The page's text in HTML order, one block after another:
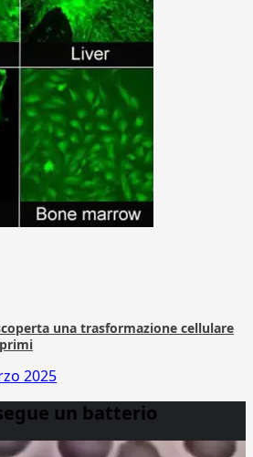
una trasformazione cellulare
2025
un batterio